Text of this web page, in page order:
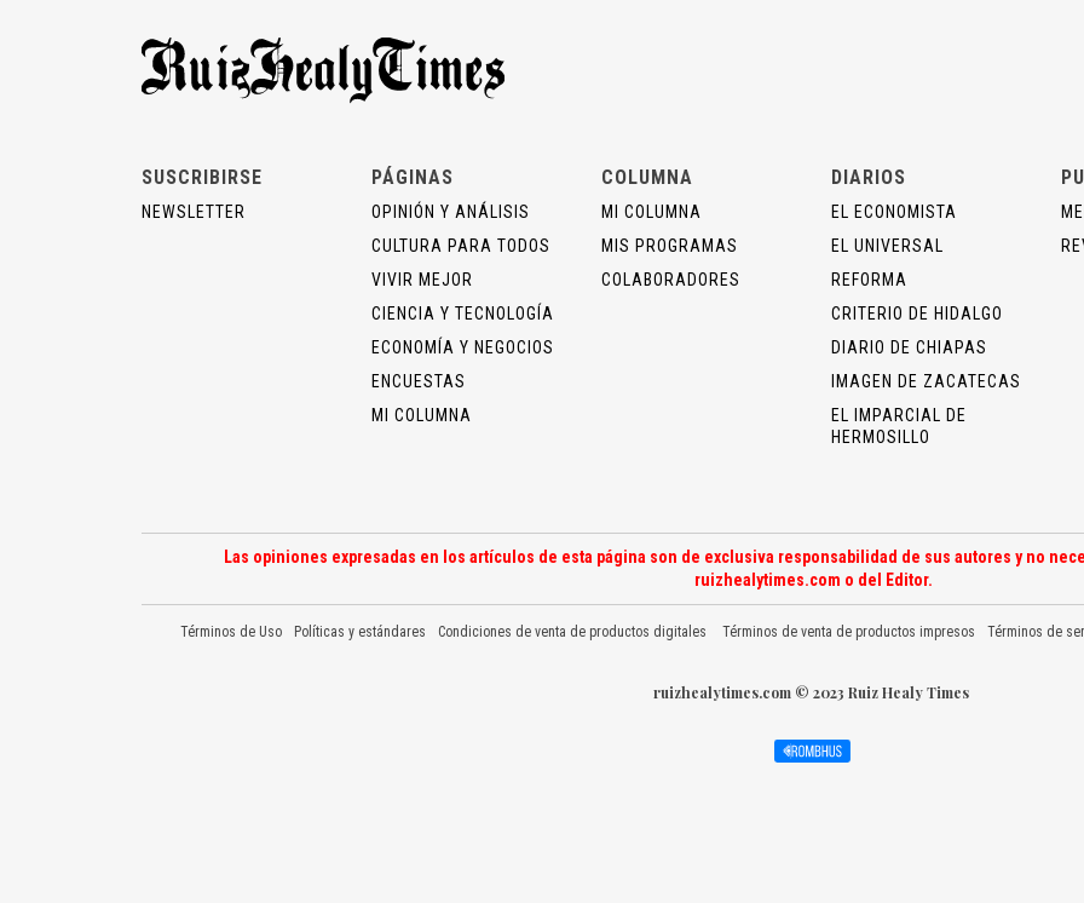
SUSCRIBIRSE
NEWSLETTER
PÁGINAS
OPINIÓN Y ANÁLISIS
CULTURA PARA TODOS
VIVIR MEJOR
CIENCIA Y TECNOLOGÍA
ECONOMÍA Y NEGOCIOS
ENCUESTAS
MI COLUMNA
COLUMNA
MI COLUMNA
MIS PROGRAMAS
COLABORADORES
DIARIOS
EL ECONOMISTA
EL UNIVERSAL
REFORMA
CRITERIO DE HIDALGO
DIARIO DE CHIAPAS
IMAGEN DE ZACATECAS
EL IMPARCIAL DE
HERMOSILLO
Las opiniones expresadas en los artículos de esta página son de exclusiva responsabilidad de sus autores y no
ruizhealytimes.com o del Editor.
Términos de Uso Políticas y estándares Condiciones de venta de productos digitales Términos de venta de productos impresos Términos de
ruizhealytimes.com © 2023 Ruiz Healy Times